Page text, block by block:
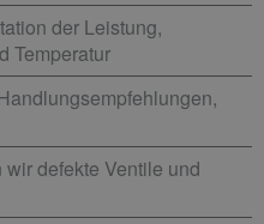
der Leistung,
Temperatur
defekte Ventile und